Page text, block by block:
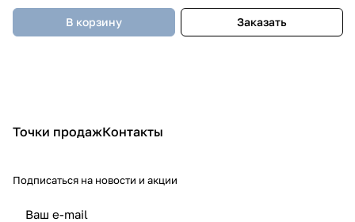
В корзину Заказать
Точки продажКонтакты
Подписаться на новости и акции